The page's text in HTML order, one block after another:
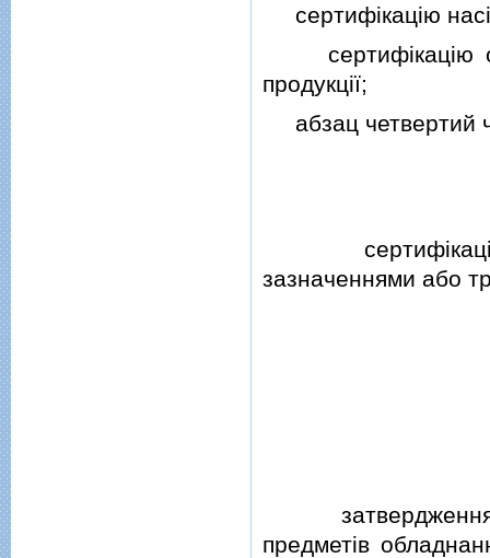
сертифiкацiю
сертифiкацiю
продукцiї;
абзац четвертий
сертифiкацiю
зазначеннями або
затвердження
предметiв